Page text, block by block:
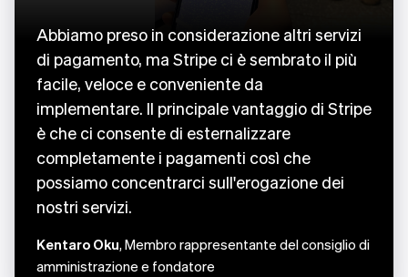
Abbiamo preso in considerazione altri servizi
di pagamento, ma Stripe ci è sembrato il più
facile, veloce e conveniente da
implementare. Il principale vantaggio di Stripe
è che ci consente di esternalizzare
completamente i pagamenti così che
possiamo concentrarci sull'erogazione dei
nostri servizi.
Kentaro Oku, Membro rappresentante del consiglio di
amministrazione e fondatore